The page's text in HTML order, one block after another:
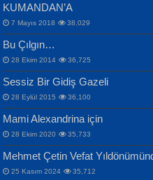
İPEK ACAR SERT
Gazze’nin Şecaati, Ümmetin
Selahattin Yıldız
İdrakimle Üşürken...
ERDEM BAYAZIT
Sana, Bana, Vatanıma,
İnsanlarına Dair...
KUMANDAN’A
7 Mayıs 2018 38,029
Bu Çılgın…
28 Ekim 2014 36,725
Sessiz Bir Gidiş Gazeli
28 Eylül 2015 36,100
Mami Alexandrina için
28 Ekim 2020 35,733
Mehmet Çetin Vefat
25 Kasım 2024 35,712